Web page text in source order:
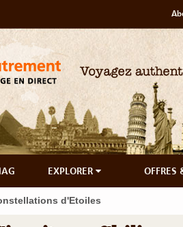
EXPLORER OFFRES
d'Etoiles